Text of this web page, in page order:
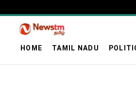
HOME TAMIL NADU